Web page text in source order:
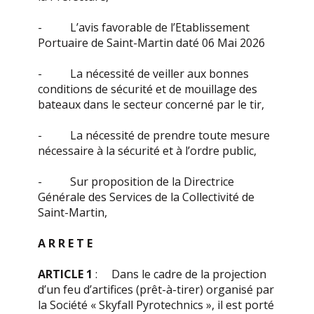
- L’avis favorable de l’Etablissement
Portuaire de Saint-Martin daté 06 Mai 2026
- La nécessité de veiller aux bonnes
conditions de sécurité et de mouillage des
bateaux dans le secteur concerné par le tir,
- La nécessité de prendre toute mesure
nécessaire à la sécurité et à l’ordre public,
- Sur proposition de la Directrice
Générale des Services de la Collectivité de
Saint-Martin,
A R R E T E
ARTICLE 1 : Dans le cadre de la projection
d’un feu d’artifices (prêt-à-tirer) organisé par
la Société « Skyfall Pyrotechnics », il est porté